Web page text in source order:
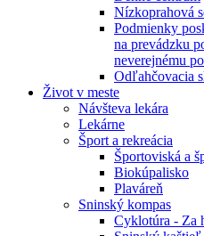
Nízkoprahová
Podmienky
na prevádzku
neverejnému
Odľahčovacia
Život v meste
Návšteva lekára
Lekárne
Šport a rekreácia
Športoviská a
Biokúpalisko
Plaváreň
Sninský kompas
Cyklotúra - Za